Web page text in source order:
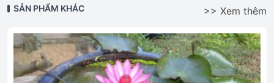
SẢN PHẨM KHÁC >> Xem thêm